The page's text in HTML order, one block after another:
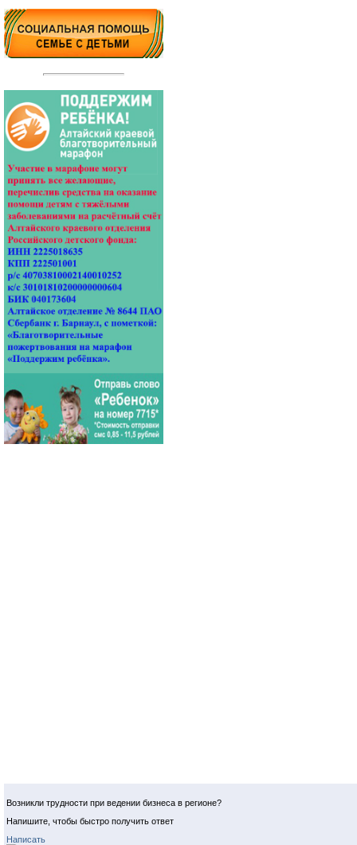
Возникли трудности при ведении бизнеса в регионе?
Напишите, чтобы быстро получить ответ
Написать